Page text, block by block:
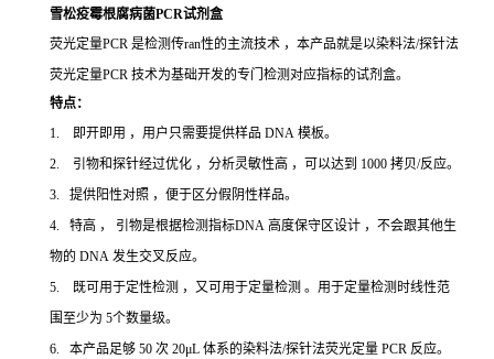
雪松疫霉根腐病菌PCR试剂盒
荧光定量PCR 是检测传ran性的主流技术 ，本产品就是以染料法/探针法
荧光定量PCR 技术为基础开发的专门检测对应指标的试剂盒。
特点：
1. 即开即用 ，用户只需要提供样品 DNA 模板。
2. 引物和探针经过优化 ，分析灵敏性高 ，可以达到 1000 拷贝/反应。
3. 提供阳性对照 ，便于区分假阴性样品。
4. 特高 ， 引物是根据检测指标DNA 高度保守区设计 ，不会跟其他生
物的 DNA 发生交叉反应。
5. 既可用于定性检测 ，又可用于定量检测 。用于定量检测时线性范
围至少为 5个数量级。
6. 本产品足够 50 次 20μL 体系的染料法/探针法荧光定量 PCR 反应。